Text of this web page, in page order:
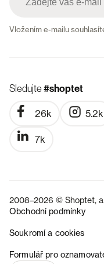
Vložením e-mailu
Sledujte#shoptet
26k 5.2k
7k
2008–2026 © Shoptet,
Obchodní podmínky
Soukromí a cookies
Formulář pro